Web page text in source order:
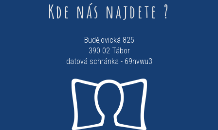
Kde nás najdete ?
Budějovická 825
390 02 Tábor
datová schránka - 69nvwu3